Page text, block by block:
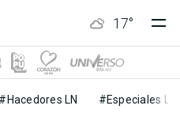
17°
#Hacedores LN #Especiales LN